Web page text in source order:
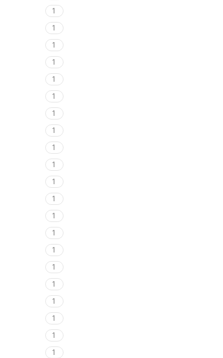
1
1
1
1
1
1
1
1
1
1
1
1
1
1
1
1
1
1
1
1
1